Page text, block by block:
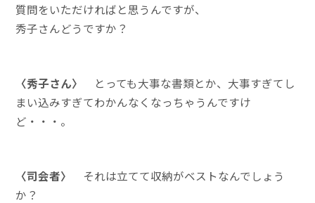
質問をいただければと思うんですが、
秀子さんどうですか？
〈秀子さん〉
とっても大事な書類とか、大事すぎてし
まい込みすぎてわかんなくなっちゃうんですけ
ど・・・。
〈司会者〉 それは立てて収納がベストなんでしょう
か？